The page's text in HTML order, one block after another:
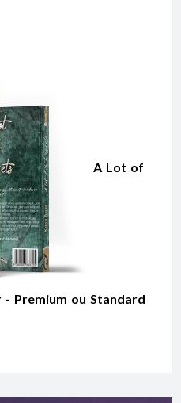
A Lot of
Premium ou Standard